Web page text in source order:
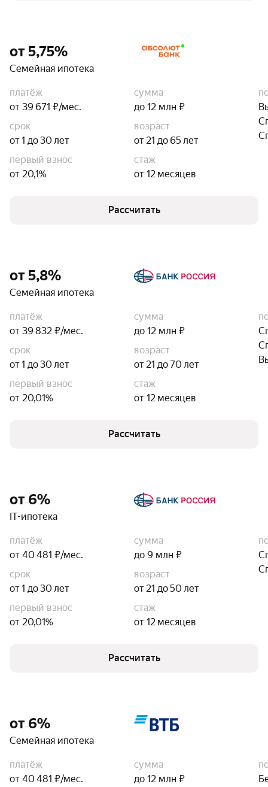
от 5,75%
Семейная ипотека
платёж
от 39 671 ₽/мес.
сумма
до 12 млн ₽
срок
от 1 до 30 лет
возраст
от 21 до 65 лет
первый взнос
от 20,1%
стаж
от 12 месяцев
Рассчитать
от 5,8%
Семейная ипотека
платёж
от 39 832 ₽/мес.
сумма
до 12 млн ₽
срок
от 1 до 30 лет
возраст
от 21 до 70 лет
первый взнос
от 20,01%
стаж
от 12 месяцев
Рассчитать
от 6%
IT-ипотека
платёж
от 40 481 ₽/мес.
сумма
до 9 млн ₽
срок
от 1 до 30 лет
возраст
от 21 до 50 лет
первый взнос
от 20,01%
стаж
от 12 месяцев
Рассчитать
от 6%
Семейная ипотека
платёж
от 40 481 ₽/мес.
сумма
до 12 млн ₽